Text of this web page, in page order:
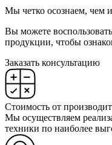
Мы четко осознаем, чем
Вы можете
продукции, чтобы
Заказать консультацию
Стоимость от
Мы осуществляем
техники по наиболее